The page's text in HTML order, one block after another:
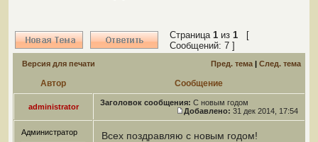
Страница 1 из 1 [
Сообщений: 7 ]
Версия для печати Пред. тема | След. тема
Автор Сообщение
administrator Заголовок сообщения: С новым годом
Добавлено: 31 дек 2014, 17:54
Администратор
Всех поздравляю с новым годом!